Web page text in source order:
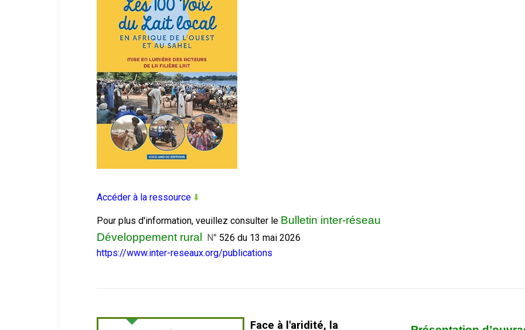
Accéder à la ressource ⬇️
Pour plus d'information, veuillez consulter le Bulletin inter-réseau
Développement rural
N° 526 du 13 mai 2026
https://www.inter-reseaux.org/publications
Face à l'aridité, la